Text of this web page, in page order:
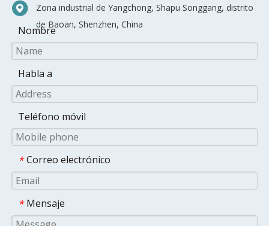
Zona industrial de Yangchong, Shapu Songgang, distrito
de Baoan, Shenzhen, China
Nombre
Habla a
Teléfono móvil
* Correo electrónico
* Mensaje